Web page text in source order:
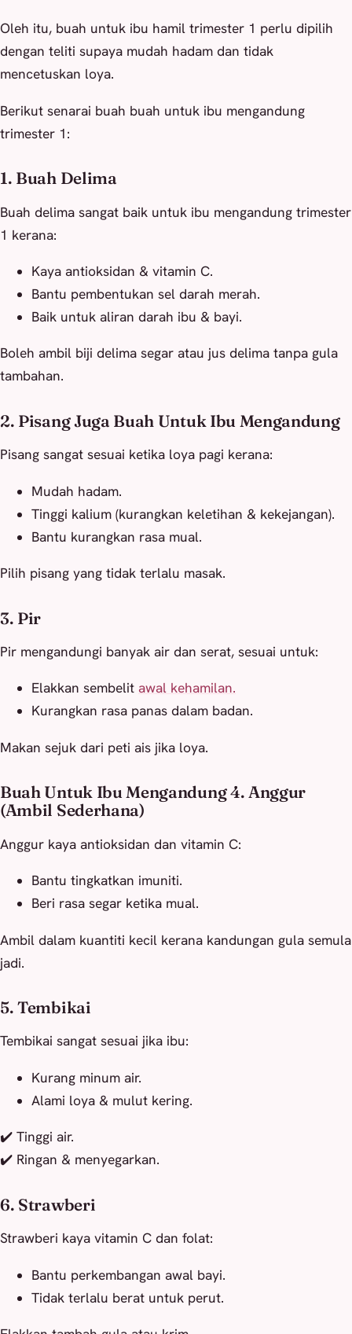
Oleh itu, buah untuk ibu hamil trimester 1 perlu dipilih
dengan teliti supaya mudah hadam dan tidak
mencetuskan loya.
Berikut senarai buah buah untuk ibu mengandung
trimester 1:
1. Buah Delima
Buah delima sangat baik untuk ibu mengandung trimester
1 kerana:
Kaya antioksidan & vitamin C.
Bantu pembentukan sel darah merah.
Baik untuk aliran darah ibu & bayi.
Boleh ambil biji delima segar atau jus delima tanpa gula
tambahan.
2. Pisang Juga Buah Untuk Ibu Mengandung
Pisang sangat sesuai ketika loya pagi kerana:
Mudah hadam.
Tinggi kalium (kurangkan keletihan & kekejangan).
Bantu kurangkan rasa mual.
Pilih pisang yang tidak terlalu masak.
3. Pir
Pir mengandungi banyak air dan serat, sesuai untuk:
Elakkan sembelit awal kehamilan.
Kurangkan rasa panas dalam badan.
Makan sejuk dari peti ais jika loya.
Buah Untuk Ibu Mengandung 4. Anggur
(Ambil Sederhana)
Anggur kaya antioksidan dan vitamin C:
Bantu tingkatkan imuniti.
Beri rasa segar ketika mual.
Ambil dalam kuantiti kecil kerana kandungan gula semula
jadi.
5. Tembikai
Tembikai sangat sesuai jika ibu:
Kurang minum air.
Alami loya & mulut kering.
✔️ Tinggi air.
✔️ Ringan & menyegarkan.
6. Strawberi
Strawberi kaya vitamin C dan folat:
Bantu perkembangan awal bayi.
Tidak terlalu berat untuk perut.